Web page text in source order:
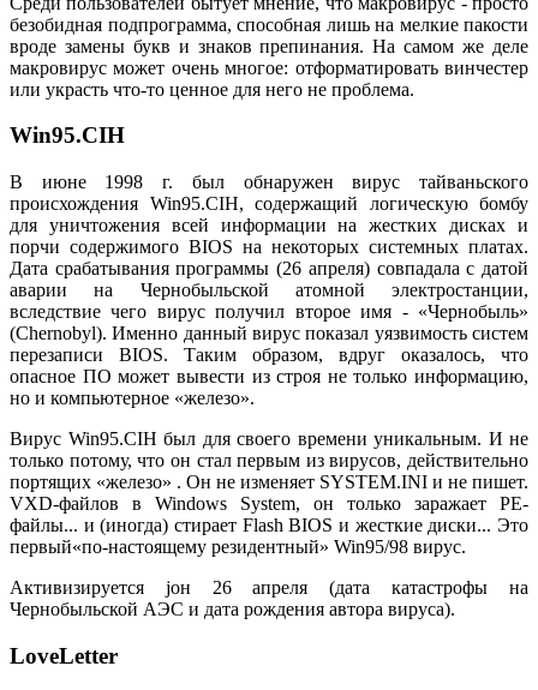
безобидная подпрограмма, способная лишь на мелкие пакости
вроде замены букв и знаков препинания. На самом же деле
макровирус может очень многое: отформатировать винчестер
или украсть что-то ценное для него не проблема.
Win95.CIH
В июне 1998 г. был обнаружен вирус тайваньского
происхождения Win95.CIH, содержащий логическую бомбу
для уничтожения всей информации на жестких дисках и
порчи содержимого BIOS на некоторых системных платах.
Дата срабатывания программы (26 апреля) совпадала с датой
аварии на Чернобыльской атомной электростанции,
вследствие чего вирус получил второе имя - «Чернобыль»
(Chernobyl). Именно данный вирус показал уязвимость систем
перезаписи BIOS. Таким образом, вдруг оказалось, что
опасное ПО может вывести из строя не только информацию,
но и компьютерное «железо».
Вирус Win95.CIH был для своего времени уникальным. И не
только потому, что он стал первым из вирусов, действительно
портящих «железо» . Он не изменяет SYSTEM.INI и не пишет.
VXD-файлов в Windows System, он только заражает PE-
файлы... и (иногда) стирает Flash BIOS и жесткие диски... Это
первый«по-настоящему резидентный» Win95/98 вирус.
Активизируется jон 26 апреля (дата катастрофы на
Чернобыльской АЭС и дата рождения автора вируса).
LoveLetter